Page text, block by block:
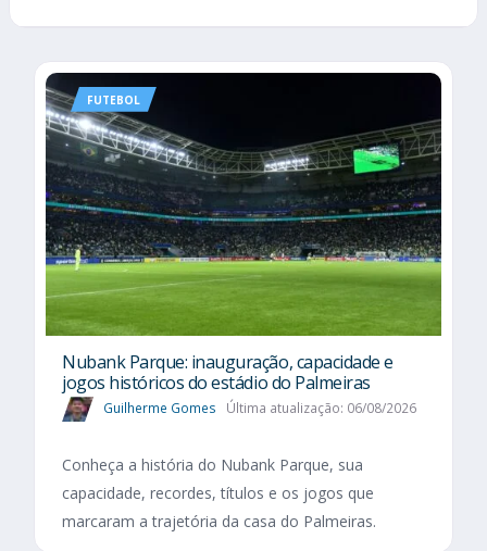
FUTEBOL
Nubank Parque: inauguração, capacidade e
jogos históricos do estádio do Palmeiras
Guilherme Gomes Última atualização: 06/08/2026
Conheça a história do Nubank Parque, sua
capacidade, recordes, títulos e os jogos que
marcaram a trajetória da casa do Palmeiras.